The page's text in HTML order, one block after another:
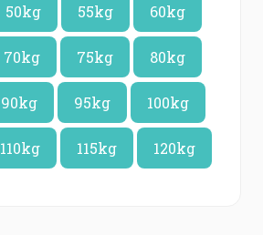
50kg 55kg 60kg
70kg 75kg 80kg
90kg 95kg 100kg
110kg 115kg 120kg